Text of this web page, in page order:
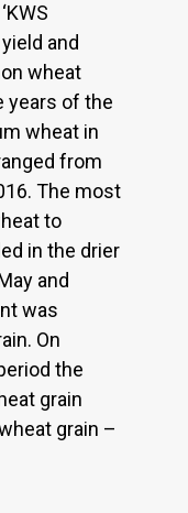
and
wheat
years of the
wheat in
from
The most
to
in the drier
and
was
On
the
grain
grain –